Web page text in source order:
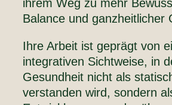
ihrem Weg zu mehr
Balance und ganzheitlicher
Ihre Arbeit ist geprägt von
integrativen Sichtweise, in
Gesundheit nicht als
verstanden wird, sondern